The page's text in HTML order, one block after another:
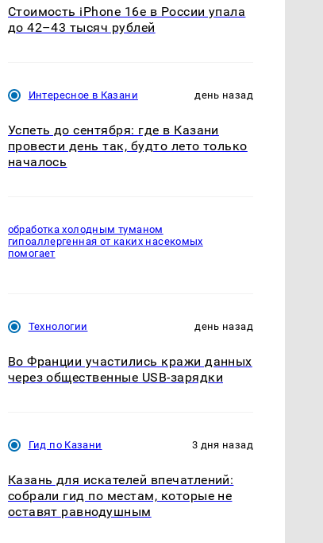
Стоимость iPhone 16e в России упала
до 42–43 тысяч рублей
Интересное в Казани день назад
Успеть до сентября: где в Казани
провести день так, будто лето только
началось
обработка холодным туманом
гипоаллергенная от каких насекомых
помогает
Технологии день назад
Во Франции участились кражи данных
через общественные USB-зарядки
Гид по Казани 3 дня назад
Казань для искателей впечатлений:
собрали гид по местам, которые не
оставят равнодушным